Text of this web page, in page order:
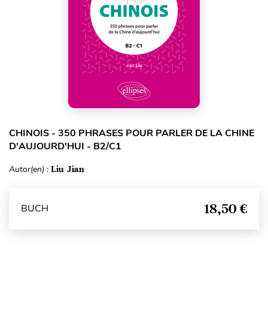
CHINOIS - 350 PHRASES POUR PARLER DE LA CHINE
D'AUJOURD'HUI - B2/C1
Autor(en) : Liu Jian
BUCH 18,50 €